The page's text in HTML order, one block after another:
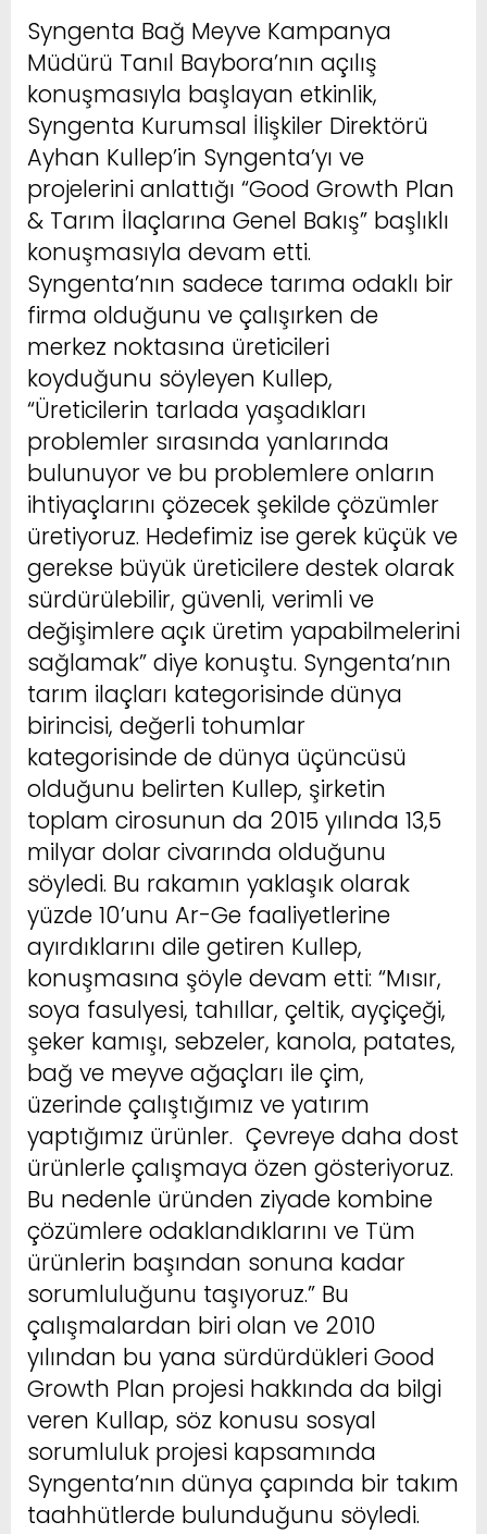
Syngenta Bağ Meyve Kampanya
Müdürü Tanıl Baybora’nın açılış
konuşmasıyla başlayan etkinlik,
Syngenta Kurumsal İlişkiler Direktörü
Ayhan Kullep’in Syngenta’yı ve
projelerini anlattığı “Good Growth Plan
& Tarım İlaçlarına Genel Bakış” başlıklı
konuşmasıyla devam etti.
Syngenta’nın sadece tarıma odaklı bir
firma olduğunu ve çalışırken de
merkez noktasına üreticileri
koyduğunu söyleyen Kullep,
“Üreticilerin tarlada yaşadıkları
problemler sırasında yanlarında
bulunuyor ve bu problemlere onların
ihtiyaçlarını çözecek şekilde çözümler
üretiyoruz. Hedefimiz ise gerek küçük ve
gerekse büyük üreticilere destek olarak
sürdürülebilir, güvenli, verimli ve
değişimlere açık üretim yapabilmelerini
sağlamak” diye konuştu. Syngenta’nın
tarım ilaçları kategorisinde dünya
birincisi, değerli tohumlar
kategorisinde de dünya üçüncüsü
olduğunu belirten Kullep, şirketin
toplam cirosunun da 2015 yılında 13,5
milyar dolar civarında olduğunu
söyledi. Bu rakamın yaklaşık olarak
yüzde 10’unu Ar-Ge faaliyetlerine
ayırdıklarını dile getiren Kullep,
konuşmasına şöyle devam etti: “Mısır,
soya fasulyesi, tahıllar, çeltik, ayçiçeği,
şeker kamışı, sebzeler, kanola, patates,
bağ ve meyve ağaçları ile çim,
üzerinde çalıştığımız ve yatırım
yaptığımız ürünler. Çevreye daha dost
ürünlerle çalışmaya özen gösteriyoruz.
Bu nedenle üründen ziyade kombine
çözümlere odaklandıklarını ve Tüm
ürünlerin başından sonuna kadar
sorumluluğunu taşıyoruz.” Bu
çalışmalardan biri olan ve 2010
yılından bu yana sürdürdükleri Good
Growth Plan projesi hakkında da bilgi
veren Kullap, söz konusu sosyal
sorumluluk projesi kapsamında
Syngenta’nın dünya çapında bir takım
taahhütlerde bulunduğunu söyledi.